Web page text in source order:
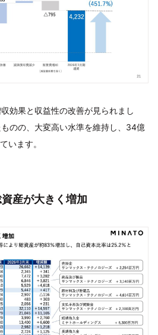
効果と収益性の改善が見られまし
のの、大変高い水準を維持し、34億
います。
産が大きく増加